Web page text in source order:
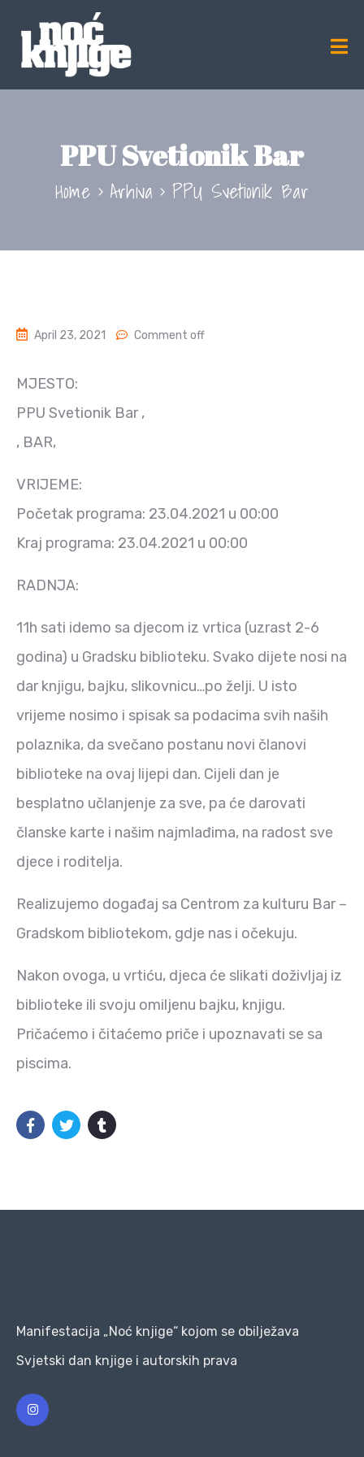
PPU Svetionik Bar
Home Arhiva PPU Svetionik Bar
April 23, 2021 Comment off
MJESTO:
PPU Svetionik Bar ,
, BAR,
VRIJEME:
Početak programa: 23.04.2021 u 00:00
Kraj programa: 23.04.2021 u 00:00
RADNJA:
11h sati idemo sa djecom iz vrtica (uzrast 2-6
godina) u Gradsku biblioteku. Svako dijete nosi na
dar knjigu, bajku, slikovnicu…po želji. U isto
vrijeme nosimo i spisak sa podacima svih naših
polaznika, da svečano postanu novi članovi
biblioteke na ovaj lijepi dan. Cijeli dan je
besplatno učlanjenje za sve, pa će darovati
članske karte i našim najmlađima, na radost sve
djece i roditelja.
Realizujemo događaj sa Centrom za kulturu Bar –
Gradskom bibliotekom, gdje nas i očekuju.
Nakon ovoga, u vrtiću, djeca će slikati doživljaj iz
biblioteke ili svoju omiljenu bajku, knjigu.
Pričaćemo i čitaćemo priče i upoznavati se sa
piscima.
Manifestacija „Noć knjige“ kojom se obilježava
Svjetski dan knjige i autorskih prava